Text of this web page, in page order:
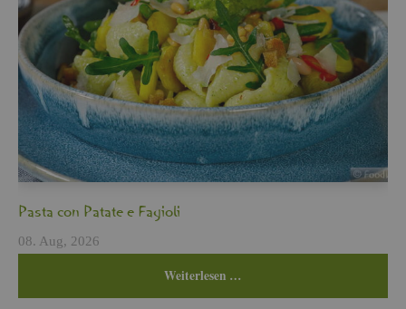
Pasta con Pa­ta­te e Fa­gio­li
08. Aug, 2026
Wei­ter­le­sen …